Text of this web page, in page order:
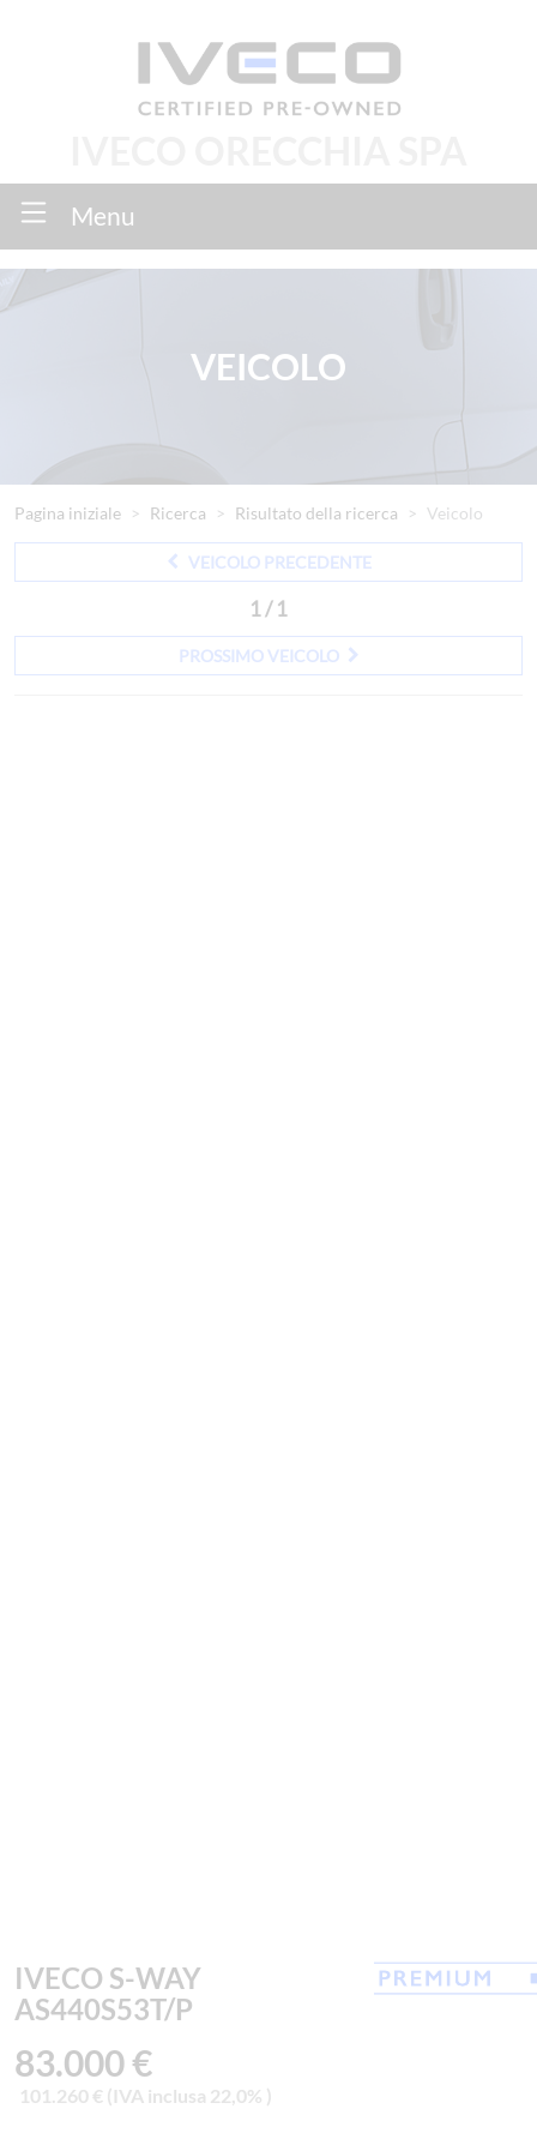
Menu
VEICOLO
Pagina iniziale Ricerca Risultato della ricerca Veicolo
VEICOLO PRECEDENTE
1 / 1
PROSSIMO VEICOLO
IVECO S-WAY
AS440S53T/P
83.000 €
101.260 € (IVA inclusa 22,0% )